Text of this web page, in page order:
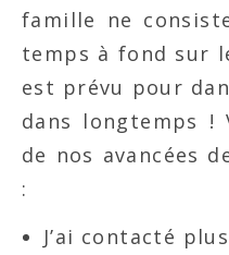
famille ne
temps à fond sur
est prévu pour
dans longtemps !
de nos avancées
:
J’ai contacté